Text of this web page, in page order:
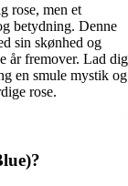
rose, men et
betydning. Denne
sin skønhed og
år fremover. Lad dig
en smule mystik og
rose.